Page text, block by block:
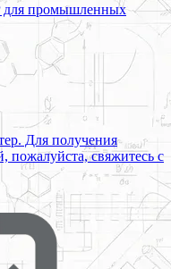
для промышленных
Для получения
пожалуйста, свяжитесь с